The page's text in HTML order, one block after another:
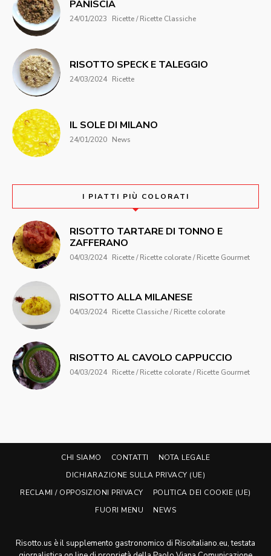
PANISCIA
24/01/2023 Ricette / Ricette Classiche
RISOTTO SPECK E TALEGGIO
24/03/2024 Ricette
IL SOLE DI MILANO
24/01/2020 News
I PIATTI PIÙ COLORATI
RISOTTO TARTARE DI TONNO E
ZAFFERANO
04/03/2024 Ricette / Ricette colorate / Ricette Gourmet
RISOTTO ALLA MILANESE
04/03/2024 Ricette Classiche / Ricette colorate
RISOTTO AL CAVOLO CAPPUCCIO
04/03/2024 Ricette / Ricette colorate / Ricette Gourmet
CHI SIAMO CONTATTI
NOTA LEGALE
DICHIARAZIONE SULLA PRIVACY (UE)
RECLAMI / OPPOSIZIONI PRIVACY
POLITICA DEI COOKIE (UE)
FUORI MENU
NEWS
Risotto.us è il supplemento gastronomico di Risoitaliano.eu, testata